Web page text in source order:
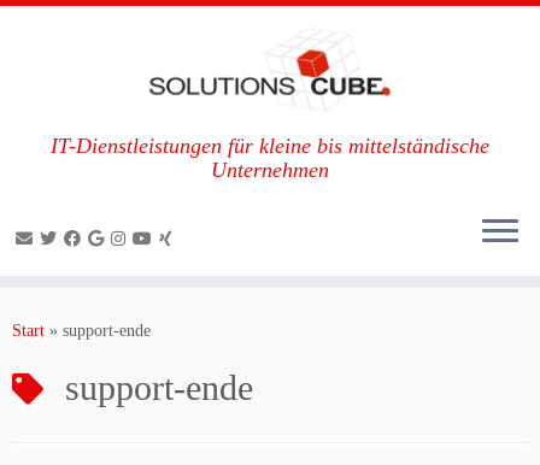
Inhalt
IT-Dienstleistungen für kleine bis mittelständische
Unternehmen
Start » support-ende
support-ende